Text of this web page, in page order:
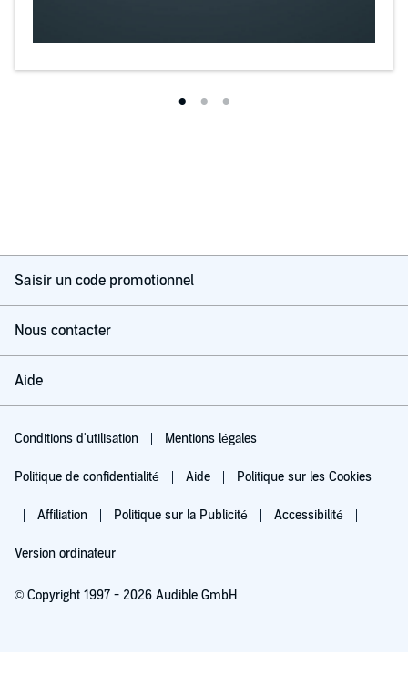
Saisir un code promotionnel
Nous contacter
Aide
Conditions d'utilisation Mentions légales
Politique de confidentialité Aide Politique sur les Cookies
Affiliation Politique sur la Publicité Accessibilité
Version ordinateur
© Copyright 1997 - 2026 Audible GmbH